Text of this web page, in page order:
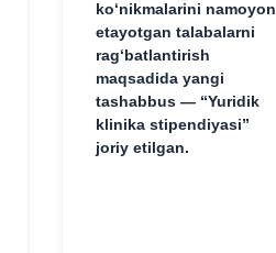
ko‘nikmalarini namoyon
etayotgan talabalarni
rag‘batlantirish
maqsadida yangi
tashabbus — “Yuridik
klinika stipendiyasi”
joriy etilgan.